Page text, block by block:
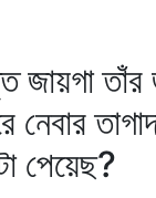
জায়গা তাঁর
পেয়েছ?